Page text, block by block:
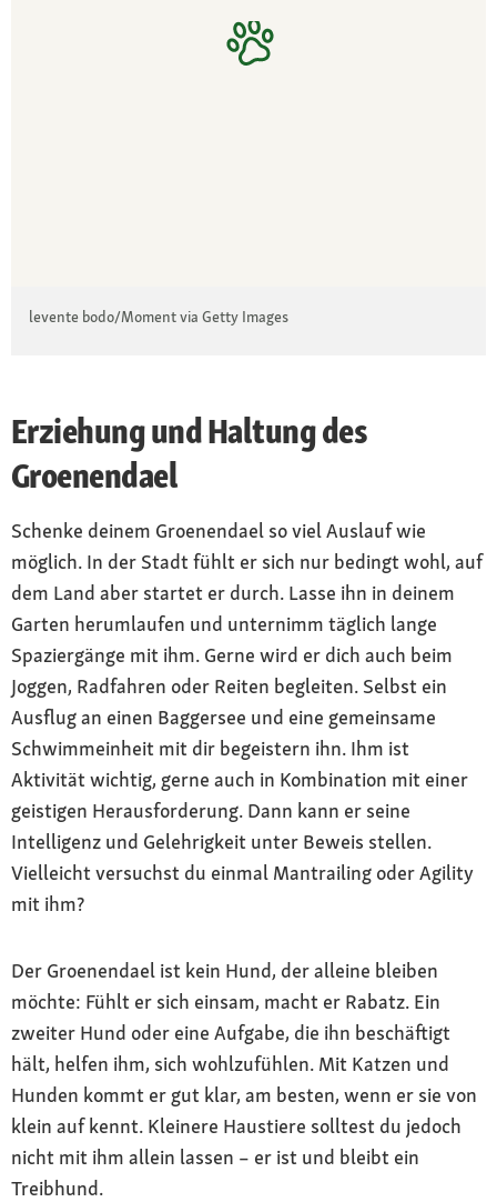
levente bodo/Moment via Getty Images
Erziehung und Haltung des
Groenendael
Schenke deinem Groenendael so viel Auslauf wie
möglich. In der Stadt fühlt er sich nur bedingt wohl, auf
dem Land aber startet er durch. Lasse ihn in deinem
Garten herumlaufen und unternimm täglich lange
Spaziergänge mit ihm. Gerne wird er dich auch beim
Joggen, Radfahren oder Reiten begleiten. Selbst ein
Ausflug an einen Baggersee und eine gemeinsame
Schwimmeinheit mit dir begeistern ihn. Ihm ist
Aktivität wichtig, gerne auch in Kombination mit einer
geistigen Herausforderung. Dann kann er seine
Intelligenz und Gelehrigkeit unter Beweis stellen.
Vielleicht versuchst du einmal Mantrailing oder Agility
mit ihm?
Der Groenendael ist kein Hund, der alleine bleiben
möchte: Fühlt er sich einsam, macht er Rabatz. Ein
zweiter Hund oder eine Aufgabe, die ihn beschäftigt
hält, helfen ihm, sich wohlzufühlen. Mit Katzen und
Hunden kommt er gut klar, am besten, wenn er sie von
klein auf kennt. Kleinere Haustiere solltest du jedoch
nicht mit ihm allein lassen – er ist und bleibt ein
Treibhund.